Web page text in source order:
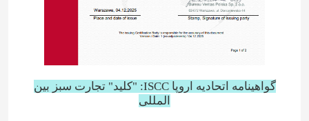
گواهینامه اتحادیه اروپا ISCC: "کلید" تجارت سبز بین
المللی